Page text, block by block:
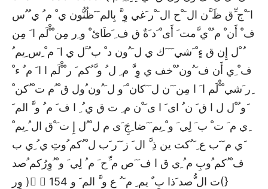
ا َ ْج ِّق ظَ َّن ال َ ْح ال َ ْر َغي وِ َّ بِالم َ َظُنُّون ي ْ م ُ ي ُ ُس
ف ْ أَن ْ م ُ ْي َّمت َ أَى ْ َد َةٌ ق ف ِ َطَائ ْ و ِر مِن ْ ْْلَم ا َ مِن
ُ ْل إِن ق ءٍ ْ َشي َ َ َك ي ل َ ُون د ْ ب ُ ََل ي ا َ م ْ ِس ِيم ُ
ف ْ ِي أَن ف َ ُون ُ ْخف ي وِ َّ م ِ ل ُ و َّ ُكم َ ر ْ ْْلَم ا ا َ م ٌ ء ْ
ِر َشي ْ ْْلَم ا َ ا مِن َ َن ل َ َكان ْ َو ل َ ُون ُول ق ْ ُم ت ْ ُكن ْ
َو ُ ْل ل ا ق َ ن ُ اى َ ا ى َ ْن م ِ ت ق ي ُ ِ ا ف َ م ُ و َّ الم َ
ِي م َ ت ْ ب َ لِي َ و ْ ِيم َ َضا ِجَِ َى م ل ْ ُل إِ ت َ ْق ال ُ ِيم ْ
َي م َ َب ع ِ َ ُكت ين ذِ َّ ال َ ز َ َر َب ل ْ ُكم ُوتِ ي ُ ِي ب
ف ْ ُكم ُوبِ م ُ ِي ق ا ف َ َص م ِّح َ م ُ لِي َ و ْ ُوِرُكم ُصد
وِر ) ُ ِت ال ُّصد َذا بِ ٌ يم ِ م َ ُ ع و َّ الم َ و 154(}